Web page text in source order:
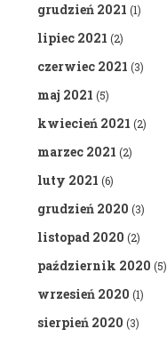
grudzień 2021 (1)
lipiec 2021 (2)
czerwiec 2021 (3)
maj 2021 (5)
kwiecień 2021 (2)
marzec 2021 (2)
luty 2021 (6)
grudzień 2020 (3)
listopad 2020 (2)
październik 2020 (5)
wrzesień 2020 (1)
sierpień 2020 (3)